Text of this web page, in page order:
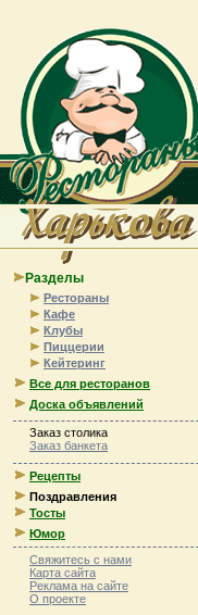
Разделы
Рестораны
Кафе
Клубы
Пиццерии
Кейтеринг
Все для ресторанов
Доска объявлений
Заказ столика
Заказ банкета
Рецепты
Поздравления
Тосты
Юмор
Свяжитесь с нами
Карта сайта
Реклама на сайте
О проекте